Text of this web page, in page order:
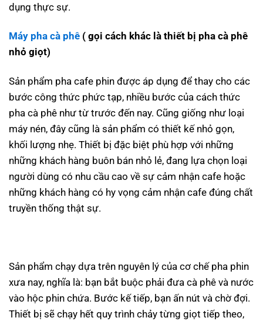
dụng thực sự.
Máy pha cà phê ( gọi cách khác là thiết bị pha cà phê
nhỏ giọt)
Sản phẩm pha cafe phin được áp dụng để thay cho các
bước công thức phức tạp, nhiều bước của cách thức
pha cà phê như từ trước đến nay. Cũng giống như loại
máy nén, đây cũng là sản phẩm có thiết kế nhỏ gọn,
khối lượng nhẹ. Thiết bị đặc biệt phù hợp với những
những khách hàng buôn bán nhỏ lẻ, đang lựa chọn loại
người dùng có nhu cầu cao về sự cảm nhận cafe hoặc
những khách hàng có hy vọng cảm nhận cafe đúng chất
truyền thống thật sự.
Sản phẩm chạy dựa trên nguyên lý của cơ chế pha phin
xưa nay, nghĩa là: bạn bắt buộc phải đưa cà phê và nước
vào hộc phin chứa. Bước kế tiếp, bạn ấn nút và chờ đợi.
Thiết bị sẽ chạy hết quy trình chảy từng giọt tiếp theo,